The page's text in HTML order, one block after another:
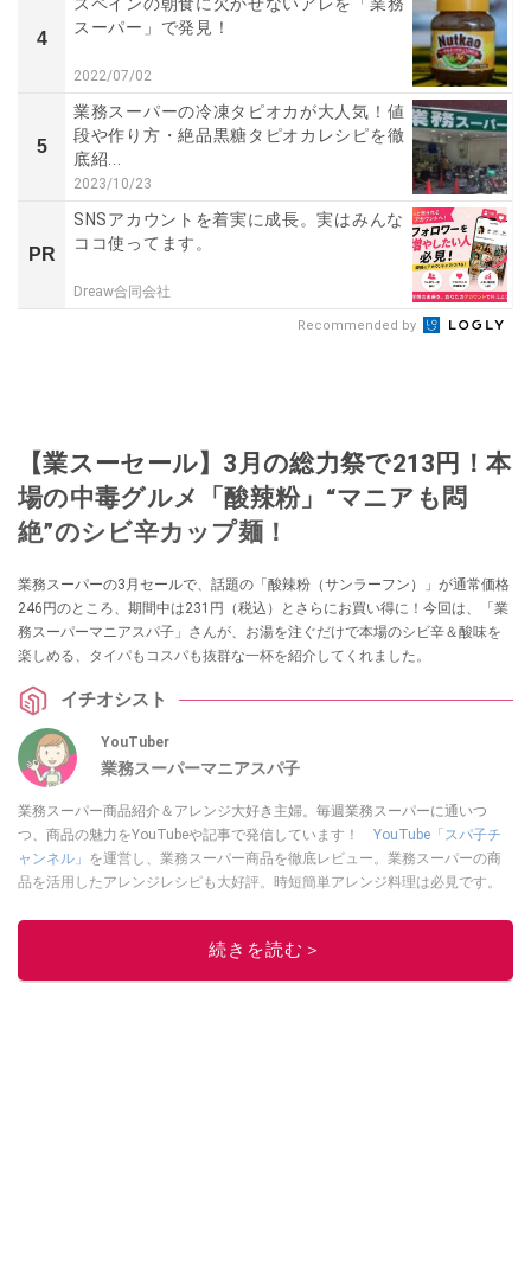
4
スーパー」で発見！
2022/07/02
5
業務スーパーの冷凍タピオカが大人気！値
段や作り方・絶品黒糖タピオカレシピを徹
底紹...
2023/10/23
PR
SNSアカウントを着実に成長。実はみんな
ココ使ってます。
Dreaw合同会社
Recommended by
【業スーセール】3月の総力祭で213円！本
場の中毒グルメ「酸辣粉」“マニアも悶
絶”のシビ辛カップ麺！
業務スーパーの3月セールで、話題の「酸辣粉（サンラーフン）」が通常価格
246円のところ、期間中は231円（税込）とさらにお買い得に！今回は、「業
務スーパーマニアスパ子」さんが、お湯を注ぐだけで本場のシビ辛＆酸味を
楽しめる、タイパもコスパも抜群な一杯を紹介してくれました。
イチオシスト
YouTuber
業務スーパーマニアスパ子
業務スーパー商品紹介＆アレンジ大好き主婦。毎週業務スーパーに通いつ
つ、商品の魅力をYouTubeや記事で発信しています！ YouTube「スパ子チ
ャンネル」 を運営し、業務スーパー商品を徹底レビュー。業務スーパーの商
品を活用したアレンジレシピも大好評。時短簡単アレンジ料理は必見です。
このイチオシストの他の記事を読む
続きを読む＞